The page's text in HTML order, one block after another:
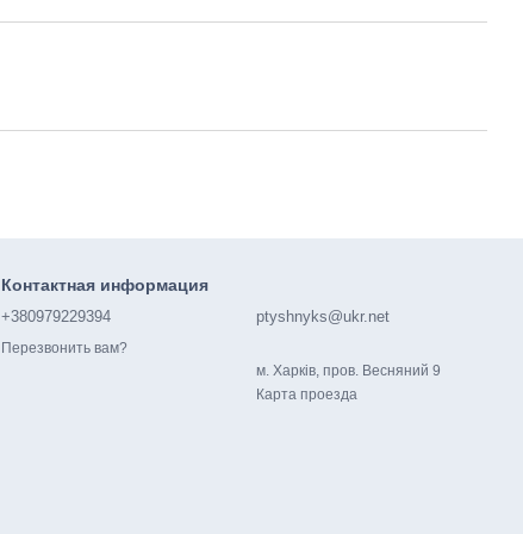
Контактная информация
+380979229394
Перезвонить вам?
ptyshnyks@ukr.net
м. Харків, пров. Весняний 9
Карта проезда